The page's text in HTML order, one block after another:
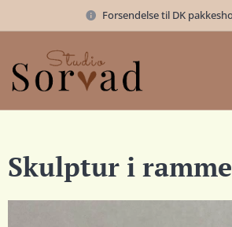
Forsendelse til DK
Skulptur i ramme